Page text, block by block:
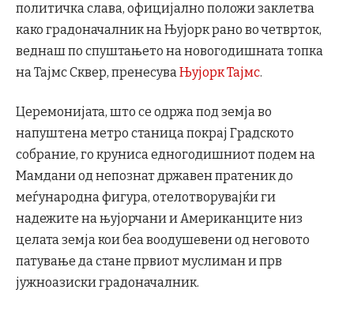
политичка слава, официјално положи заклетва
како градоначалник на Њујорк рано во четврток,
веднаш по спуштањето на новогодишната топка
на Тајмс Сквер, пренесуваЊујорк Тајмс.
Церемонијата, што се одржа под земја во
напуштена метро станица покрај Градското
собрание, го круниса едногодишниот подем на
Мамдани од непознат државен пратеник до
меѓународна фигура, отелотворувајќи ги
надежите на њујорчани и Американците низ
целата земја кои беа воодушевени од неговото
патување да стане првиот муслиман и прв
јужноазиски градоначалник.